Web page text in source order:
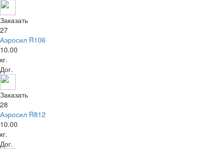
Заказать
27
Аэросил R106
10.00
кг.
Дог.
Заказать
28
Аэросил R812
10.00
кг.
Дог.